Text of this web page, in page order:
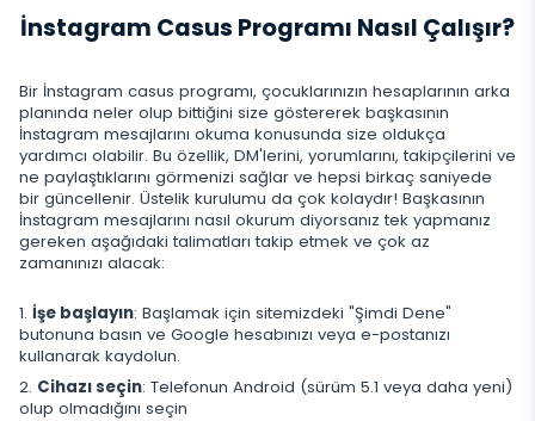
Google Sohbet İzleyici
İnstagram Casus Programı Nasıl Çalışır?
Bir İnstagram casus programı, çocuklarınızın hesaplarının arka
planında neler olup bittiğini size göstererek başkasının
İnstagram mesajlarını okuma konusunda size oldukça
yardımcı olabilir. Bu özellik, DM'lerini, yorumlarını, takipçilerini ve
ne paylaştıklarını görmenizi sağlar ve hepsi birkaç saniyede
bir güncellenir. Üstelik kurulumu da çok kolaydır! Başkasının
İnstagram mesajlarını nasıl okurum diyorsanız tek yapmanız
gereken aşağıdaki talimatları takip etmek ve çok az
zamanınızı alacak:
İşe başlayın: Başlamak için sitemizdeki "Şimdi Dene"
butonuna basın ve Google hesabınızı veya e-postanızı
kullanarak kaydolun.
Cihazı seçin: Telefonun Android (sürüm 5.1 veya daha yeni)
olup olmadığını seçin